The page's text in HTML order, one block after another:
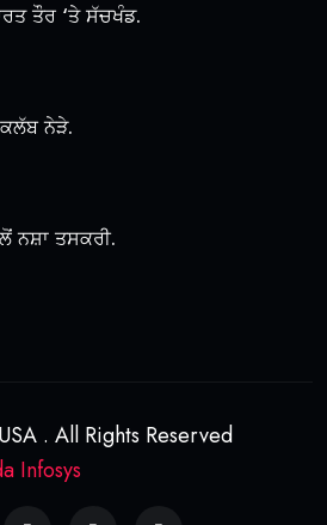
ਤੌਰ ‘ਤੇ ਸੱਚਖੰਡ.
ਨੇੜੇ.
ਨਸ਼ਾ ਤਸਕਰੀ.
. All Rights Reserved
Infosys